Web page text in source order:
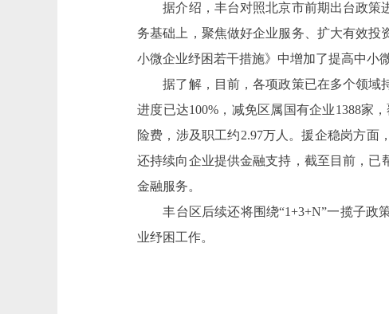
据介绍，丰台对照北京市前期出台政策进
务基础上，聚焦做好企业服务、扩大有效投
小微企业纾困若干措施》中增加了提高中小
据了解，目前，各项政策已在多个领域持
进度已达100%，减免区属国有企业1388家
险费，涉及职工约2.97万人。援企稳岗方面
还持续向企业提供金融支持，截至目前，已
金融服务。
丰台区后续还将围绕“1+3+N”一揽子政
业纾困工作。